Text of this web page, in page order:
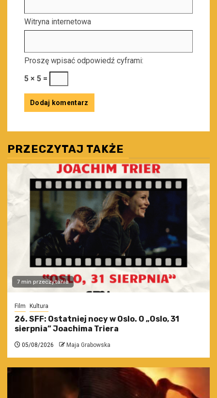
Witryna internetowa
Proszę wpisać odpowiedź cyframi:
5 × 5 =
PRZECZYTAJ TAKŻE
7 min przeczytania
Film Kultura
26. SFF: Ostatniej nocy w Oslo. O „Oslo, 31
sierpnia” Joachima Triera
05/08/2026 Maja Grabowska